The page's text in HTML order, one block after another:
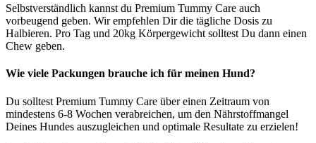
Selbstverständlich kannst du Premium Tummy Care auch
vorbeugend geben. Wir empfehlen Dir die tägliche Dosis zu
Halbieren. Pro Tag und 20kg Körpergewicht solltest Du dann einen
Chew geben.
Wie viele Packungen brauche ich für meinen Hund?
Du solltest Premium Tummy Care über einen Zeitraum von
mindestens 6-8 Wochen verabreichen, um den Nährstoffmangel
Deines Hundes auszugleichen und optimale Resultate zu erzielen!